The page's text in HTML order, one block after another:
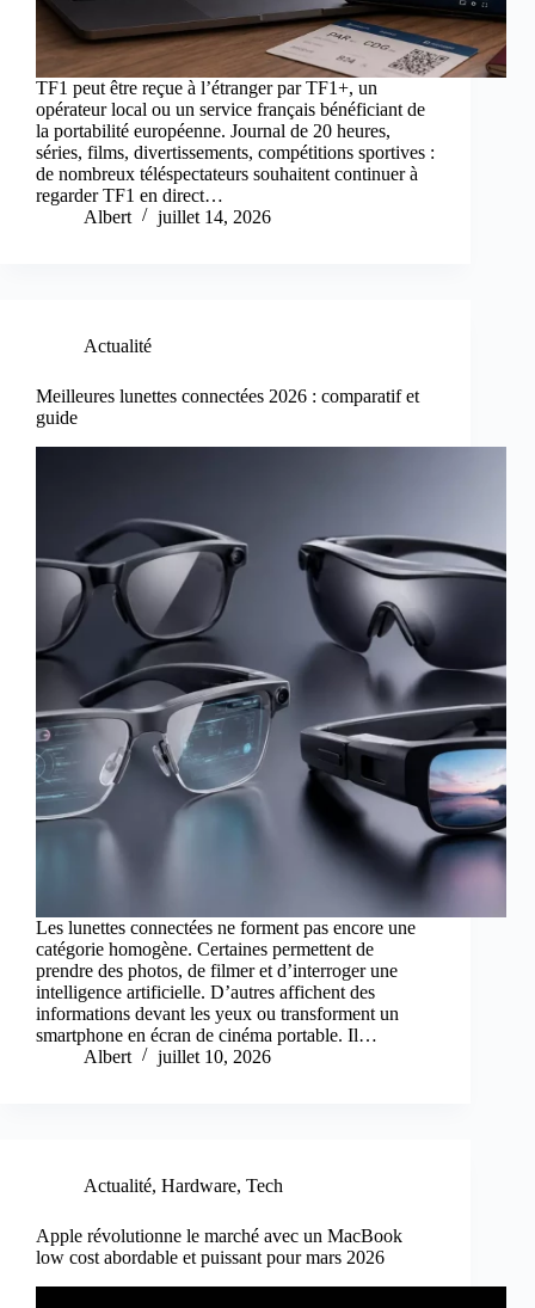
TF1 peut être reçue à l’étranger par TF1+, un
opérateur local ou un service français bénéficiant de
la portabilité européenne. Journal de 20 heures,
séries, films, divertissements, compétitions sportives :
de nombreux téléspectateurs souhaitent continuer à
regarder TF1 en direct…
Albert
juillet 14, 2026
Actualité
Meilleures lunettes connectées 2026 : comparatif et
guide
Les lunettes connectées ne forment pas encore une
catégorie homogène. Certaines permettent de
prendre des photos, de filmer et d’interroger une
intelligence artificielle. D’autres affichent des
informations devant les yeux ou transforment un
smartphone en écran de cinéma portable. Il…
Albert
juillet 10, 2026
Actualité, Hardware, Tech
Apple révolutionne le marché avec un MacBook
low cost abordable et puissant pour mars 2026